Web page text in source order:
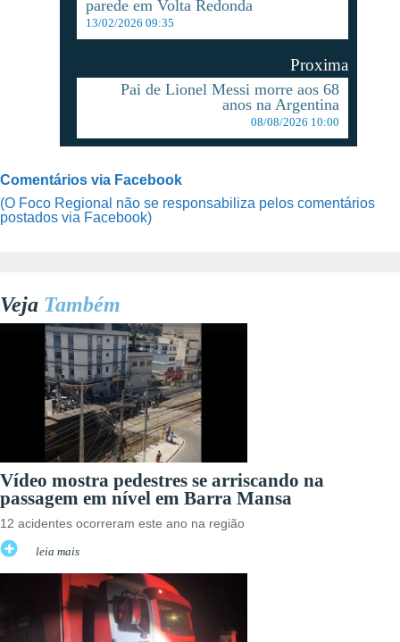
parede em Volta Redonda
13/02/2026 09:35
Proxima
Pai de Lionel Messi morre aos 68
anos na Argentina
08/08/2026 10:00
Comentários via Facebook
(O Foco Regional não se responsabiliza pelos comentários
postados via Facebook)
Veja Também
Vídeo mostra pedestres se arriscando na
passagem em nível em Barra Mansa
12 acidentes ocorreram este ano na região
leia mais